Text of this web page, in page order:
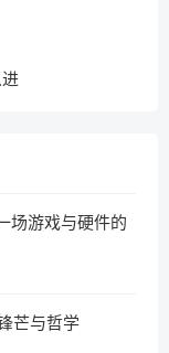
场游戏与硬件的
芒与哲学